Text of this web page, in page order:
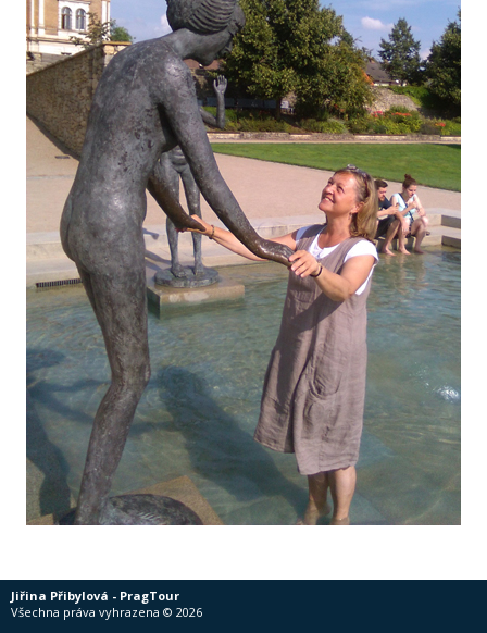
Jiřina Přibylová - PragTour
Všechna práva vyhrazena © 2026